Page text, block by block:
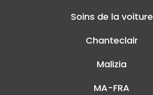
Soins de la voiture
Chanteclair
Malizia
MA-FRA